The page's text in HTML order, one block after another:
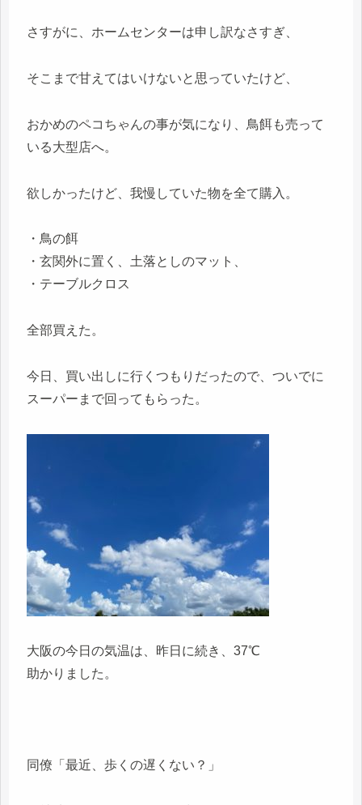
さすがに、ホームセンターは申し訳なさすぎ、
そこまで甘えてはいけないと思っていたけど、
おかめのペコちゃんの事が気になり、鳥餌も売って
いる大型店へ。
欲しかったけど、我慢していた物を全て購入。
・鳥の餌
・玄関外に置く、土落としのマット、
・テーブルクロス
全部買えた。
今日、買い出しに行くつもりだったので、ついでに
スーパーまで回ってもらった。
大阪の今日の気温は、昨日に続き、37℃
助かりました。
同僚「最近、歩くの遅くない？」